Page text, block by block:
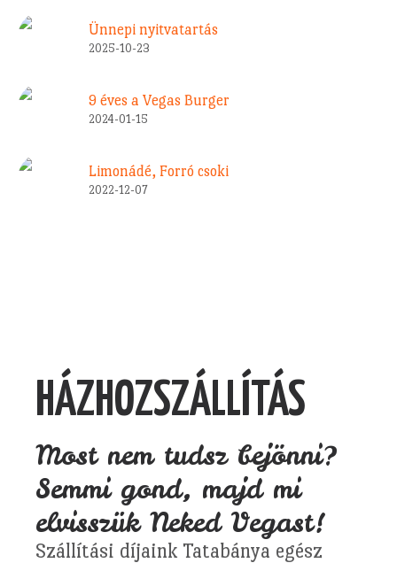
Ünnepi nyitvatartás
2025-10-23
9 éves a Vegas Burger
2024-01-15
Limonádé, Forró csoki
2022-12-07
HÁZHOZSZÁLLÍTÁS
Most nem tudsz bejönni?
Semmi gond, majd mi
elvisszük Neked Vegast!
Szállítási díjaink Tatabánya egész